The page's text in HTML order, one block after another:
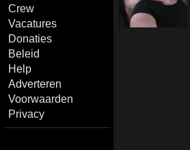
Crew
Vacatures
Donaties
Beleid
Help
Adverteren
Voorwaarden
Privacy